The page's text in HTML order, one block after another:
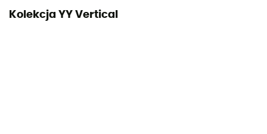
Kolekcja YY Vertical